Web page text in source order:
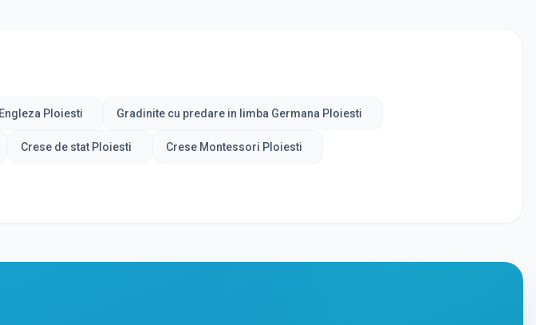
Ploiesti Gradinite cu predare in limba Germana Ploiesti
Crese de stat Ploiesti Crese Montessori Ploiesti